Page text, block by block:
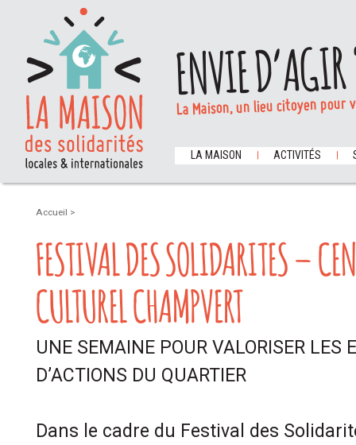
ENVIE
La Maison, un lieu citoyen
LA MAISON ACTIVITÉS
Accueil >
FESTIVAL DES SOLIDARITES –
CULTUREL CHAMPVERT
UNE SEMAINE POUR VALORISER LES
D’ACTIONS DU QUARTIER
Dans le cadre du Festival des